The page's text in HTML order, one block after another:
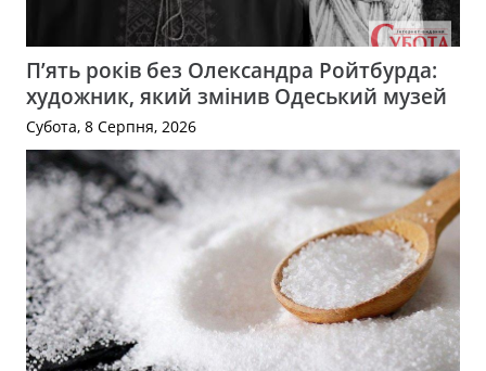
П’ять років без Олександра Ройтбурда:
художник, який змінив Одеський музей
Субота, 8 Серпня, 2026